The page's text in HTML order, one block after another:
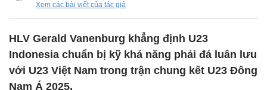
Xem các bài viết của tác giả
HLV Gerald Vanenburg khẳng định U23
Indonesia chuẩn bị kỹ khả năng phải đá luân lưu
với U23 Việt Nam trong trận chung kết U23 Đông
Nam Á 2025.